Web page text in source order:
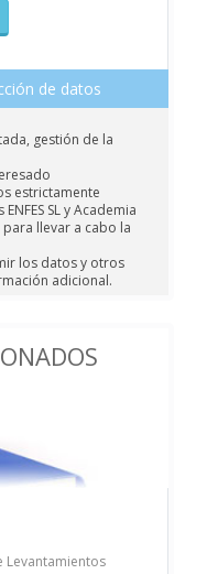
de datos
gestión de la
estrictamente
SL y Academia
llevar a cabo la
los datos y otros
adicional.
Levantamientos